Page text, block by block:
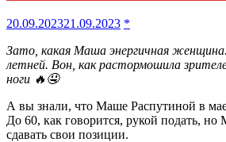
20.09.202321.09.2023 *
Зато, какая Маша энергичная
летней. Вон, как растормошила
ноги 🔥🤤
А вы знали, что Маше Распутиной в
До 60, как говорится, рукой подать, но
сдавать свои позиции.